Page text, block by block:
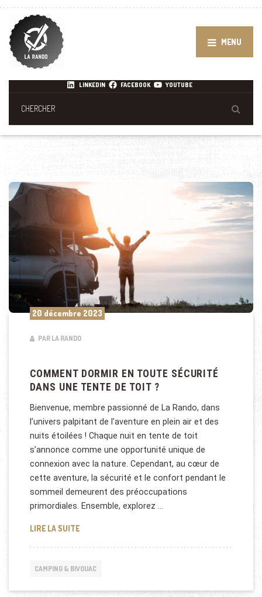
MENU
LINKEDIN FACEBOOK YOUTUBE
20 décembre 2023
PAR LA RANDO
COMMENT DORMIR EN TOUTE SÉCURITÉ
DANS UNE TENTE DE TOIT ?
Bienvenue, membre passionné de La Rando, dans
l’univers palpitant de l’aventure en plein air et des
nuits étoilées ! Chaque nuit en tente de toit
s’annonce comme une opportunité unique de
connexion avec la nature. Cependant, au cœur de
cette aventure, la sécurité et le confort pendant le
sommeil demeurent des préoccupations
primordiales. Ensemble, explorez …
LIRE LA SUITECOMMENT DORMIR EN TOUTE SÉCURITÉ DANS
CAMPING & BIVOUAC